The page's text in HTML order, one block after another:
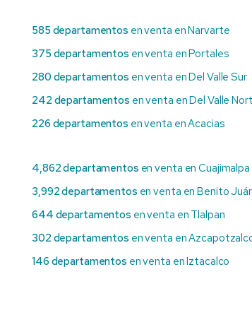
585 departamentos en venta en Narvarte
375 departamentos en venta en Portales
280 departamentos en venta en Del Valle Sur
242 departamentos en venta en Del Valle
226 departamentos en venta en Acacias
4,862 departamentos en venta en
3,992 departamentos en venta en Benito
644 departamentos en venta en Tlalpan
302 departamentos en venta en
146 departamentos en venta en Iztacalco